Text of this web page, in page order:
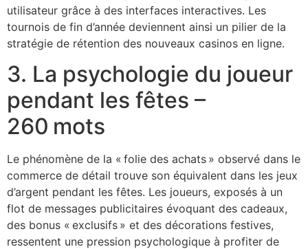
utilisateur grâce à des interfaces interactives. Les
tournois de fin d’année deviennent ainsi un pilier de la
stratégie de rétention des nouveaux casinos en ligne.
3. La psychologie du joueur
pendant les fêtes –
260 mots
Le phénomène de la « folie des achats » observé dans le
commerce de détail trouve son équivalent dans les jeux
d’argent pendant les fêtes. Les joueurs, exposés à un
flot de messages publicitaires évoquant des cadeaux,
des bonus « exclusifs » et des décorations festives,
ressentent une pression psychologique à profiter de